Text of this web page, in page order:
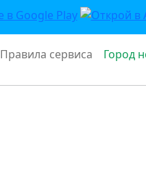
Правила сервиса Город